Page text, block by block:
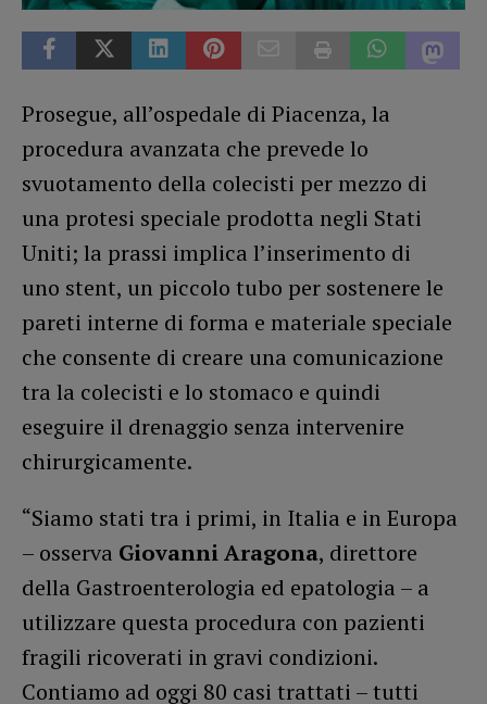
Prosegue, all’ospedale di Piacenza, la
procedura avanzata che prevede lo
svuotamento della colecisti per mezzo di
una protesi speciale prodotta negli Stati
Uniti; la prassi implica l’inserimento di
uno stent, un piccolo tubo per sostenere le
pareti interne di forma e materiale speciale
che consente di creare una comunicazione
tra la colecisti e lo stomaco e quindi
eseguire il drenaggio senza intervenire
chirurgicamente.
“Siamo stati tra i primi, in Italia e in Europa
– osserva Giovanni Aragona, direttore
della Gastroenterologia ed epatologia – a
utilizzare questa procedura con pazienti
fragili ricoverati in gravi condizioni.
Contiamo ad oggi 80 casi trattati – tutti